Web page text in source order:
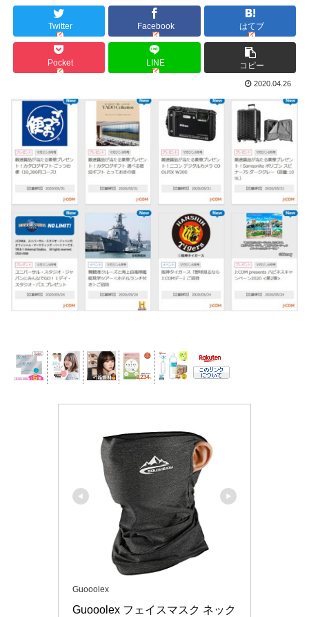
Twitter Facebook はてブ
Pocket LINE コピー
2020.04.26
Guooolex
Guooolex フェイスマスク ネック